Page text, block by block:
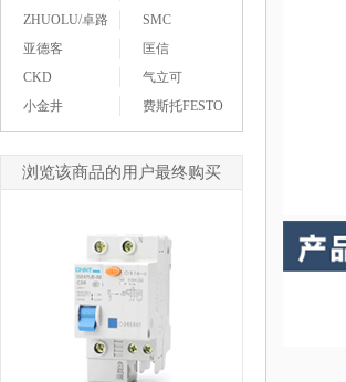
ZHUOLU/卓路
SMC
亚德客
匡信
CKD
气立可
小金井
费斯托FESTO
浏览该商品的用户最终购买